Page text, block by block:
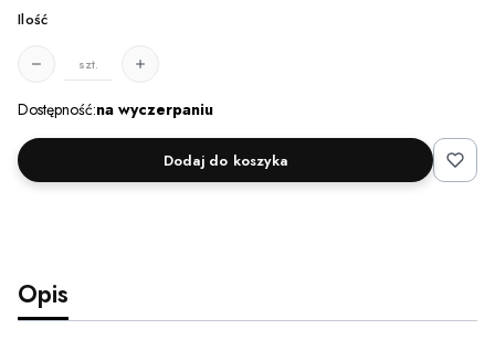
Ilość
szt.
Dostępność:na wyczerpaniu
Dodaj do koszyka
Opis